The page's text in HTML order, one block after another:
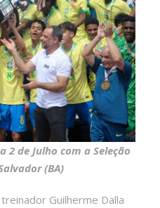
2 de Julho com a Seleção
(BA)
Guilherme Dalla